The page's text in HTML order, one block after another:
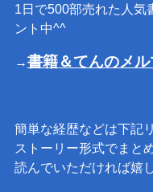
1日で500部売れた人気
ント中^^
→書籍＆てんのメ
簡単な経歴などは下記
ストーリー形式でまと
読んでいただければ嬉